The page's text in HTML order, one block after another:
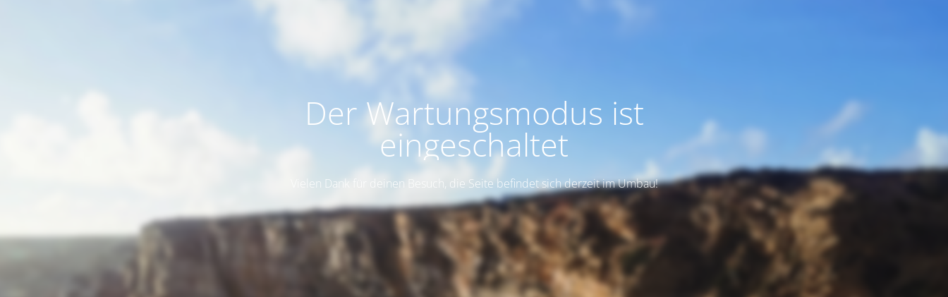
Der Wartungsmodus ist
eingeschaltet
Vielen Dank für deinen Besuch, die Seite befindet sich derzeit im Umbau!